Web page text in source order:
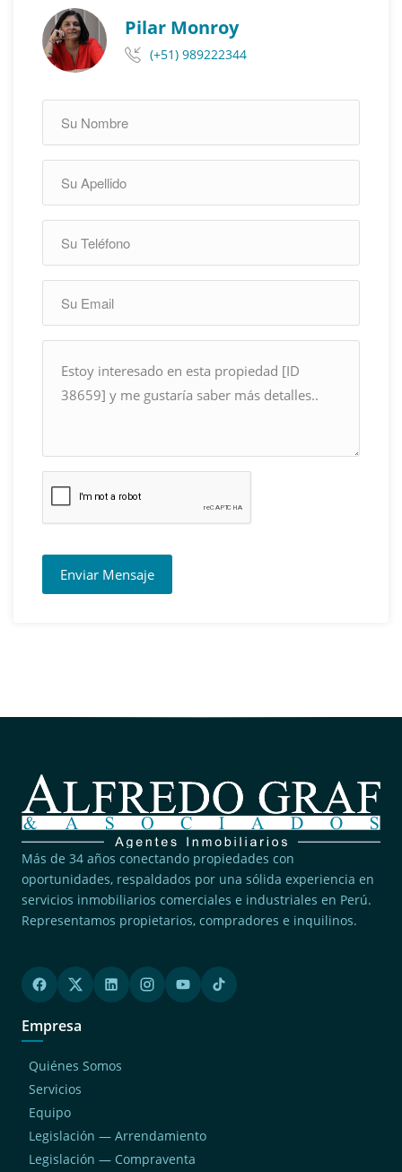
Pilar Monroy
(+51) 989222344
Enviar Mensaje
Más de 34 años conectando propiedades con
oportunidades, respaldados por una sólida experiencia en
servicios inmobiliarios comerciales e industriales en Perú.
Representamos propietarios, compradores e inquilinos.
Empresa
Quiénes Somos
Servicios
Equipo
Legislación — Arrendamiento
Legislación — Compraventa